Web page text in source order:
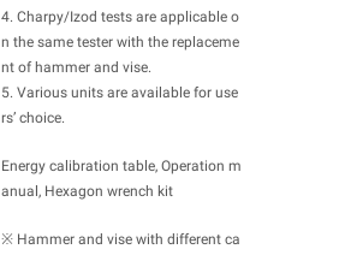
4. Charpy/Izod tests are applicable o
n the same tester with the replaceme
nt of hammer and vise.
5. Various units are available for use
rs’ choice.
Energy calibration table, Operation m
anual, Hexagon wrench kit
※ Hammer and vise with different ca